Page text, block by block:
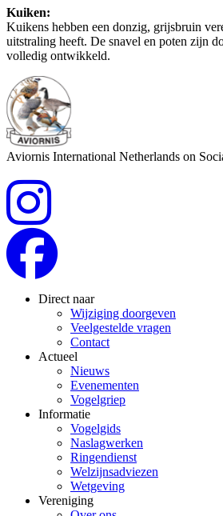
Kuiken:
Kuikens hebben een donzig, grijsbruin
uitstraling heeft. De snavel en poten zijn
volledig ontwikkeld.
Aviornis International Netherlands on
Direct naar
Wijziging doorgeven
Veelgestelde vragen
Contact
Actueel
Nieuws
Evenementen
Vogelgriep
Informatie
Vogelgids
Naslagwerken
Ringendienst
Welzijnsadviezen
Wetgeving
Vereniging